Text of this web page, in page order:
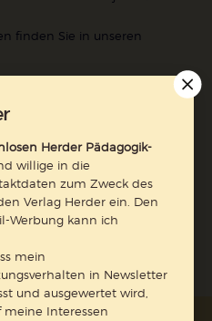
finden Sie in unseren
Jetzt anmelden
Herder Pädagogik-
willige in die
zum Zweck des
Verlag Herder ein. Den
Werbung kann ich
mein
in Newsletter
und ausgewertet wird,
Interessen